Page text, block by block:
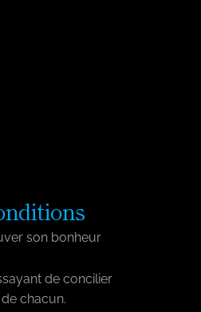
son bonheur
de concilier
chacun.